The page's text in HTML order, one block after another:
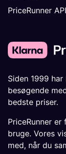
PriceRunner API
Siden 1999
besøgende
bedste priser.
PriceRunner
bruge. Vores
med, når du